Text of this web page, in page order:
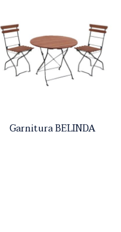
Garnitura BELINDA